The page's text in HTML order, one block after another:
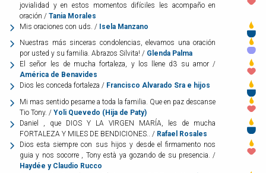
jovialidad y en estos momentos difíciles les acompaño en
oración / Tania Morales
Mis oraciones con uds. / Isela Manzano
Nuestras más sinceras condolencias, elevamos una oración
por usted y su familia. Abrazos Silvita! / Glenda Palma
El señor les de mucha fortaleza, y los llene d3 su amor /
América de Benavides
Dios les conceda fortaleza / Francisco Alvarado Sra e hijos
Mi mas sentido pesame a toda la familia. Que en paz descanse
Tio Tony. / Yoli Quevedo (Hija de Paty)
Daniel , que DIOS Y LA VIRGEN MARÍA, les de mucha
FORTALEZA Y MILES DE BENDICIONES.. / Rafael Rosales
Dios esta siempre con sus hijos y desde el firmamento nos
guia y nos socorre , Tony està ya gozando de su presencia. /
Haydée y Claudio Rucco